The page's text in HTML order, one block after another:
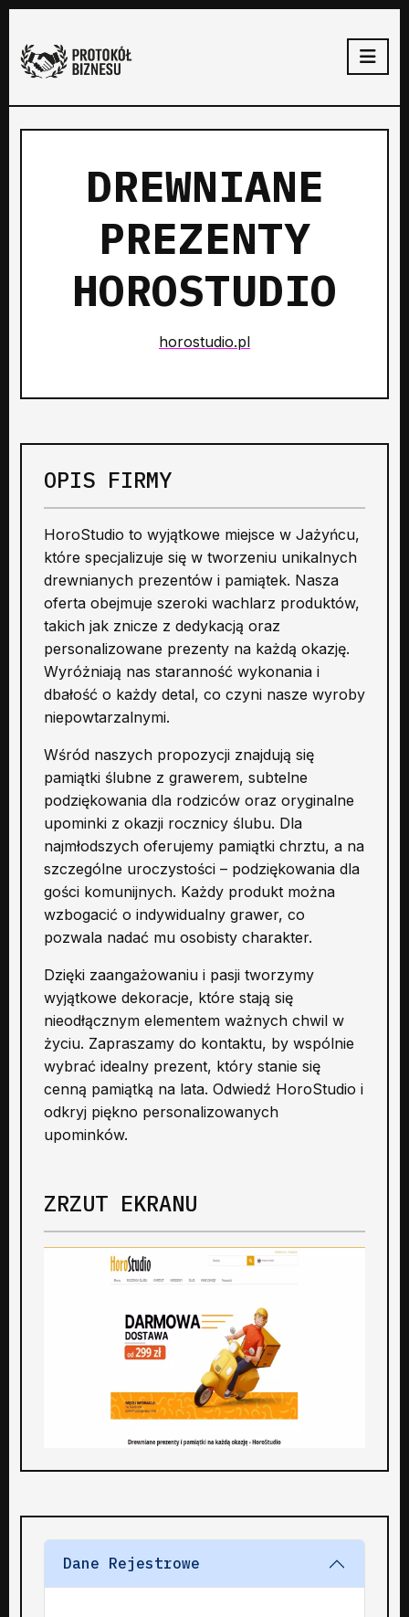
DREWNIANE
PREZENTY
HOROSTUDIO
horostudio.pl
OPIS FIRMY
HoroStudio to wyjątkowe miejsce w Jażyńcu,
które specjalizuje się w tworzeniu unikalnych
drewnianych prezentów i pamiątek. Nasza
oferta obejmuje szeroki wachlarz produktów,
takich jak znicze z dedykacją oraz
personalizowane prezenty na każdą okazję.
Wyróżniają nas staranność wykonania i
dbałość o każdy detal, co czyni nasze wyroby
niepowtarzalnymi.
Wśród naszych propozycji znajdują się
pamiątki ślubne z grawerem, subtelne
podziękowania dla rodziców oraz oryginalne
upominki z okazji rocznicy ślubu. Dla
najmłodszych oferujemy pamiątki chrztu, a na
szczególne uroczystości – podziękowania dla
gości komunijnych. Każdy produkt można
wzbogacić o indywidualny grawer, co
pozwala nadać mu osobisty charakter.
Dzięki zaangażowaniu i pasji tworzymy
wyjątkowe dekoracje, które stają się
nieodłącznym elementem ważnych chwil w
życiu. Zapraszamy do kontaktu, by wspólnie
wybrać idealny prezent, który stanie się
cenną pamiątką na lata. Odwiedź HoroStudio i
odkryj piękno personalizowanych
upominków.
ZRZUT EKRANU
Dane Rejestrowe